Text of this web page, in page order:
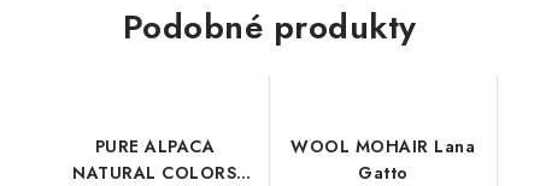
Podobné produkty
PURE ALPACA
NATURAL COLORS
WOOL MOHAIR Lana
Gatto